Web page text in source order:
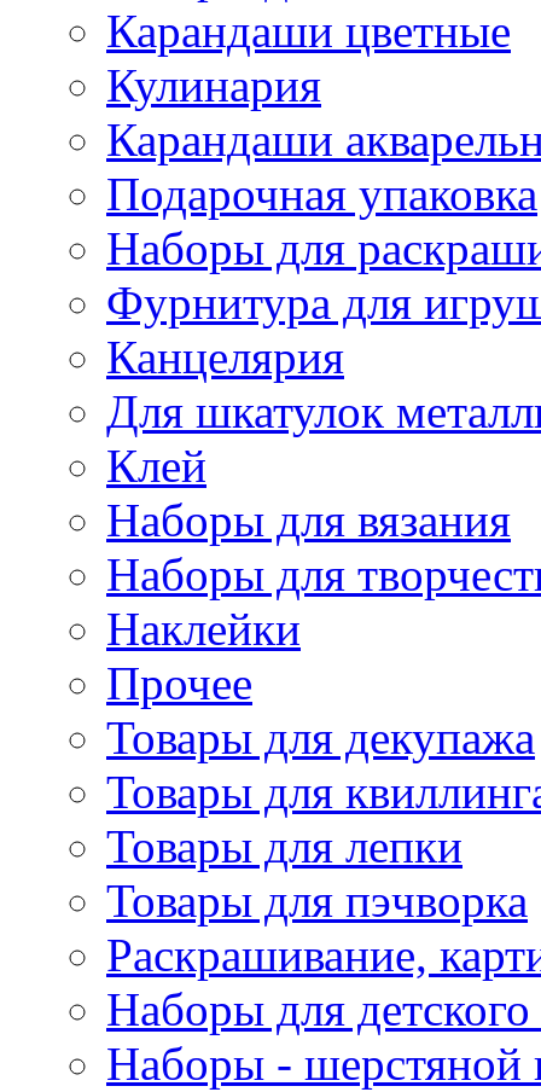
Карандаши цветные
Кулинария
Карандаши
Подарочная упаковка
Наборы для
Фурнитура для
Канцелярия
Для шкатулок
Клей
Наборы для вязания
Наборы для
Наклейки
Прочее
Товары для декупажа
Товары для
Товары для лепки
Товары для пэчворка
Раскрашивание,
Наборы для
Наборы - шерстяной